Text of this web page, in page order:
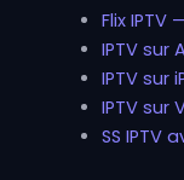
Flix
IPTV sur
IPTV sur
IPTV sur
SS IPTV